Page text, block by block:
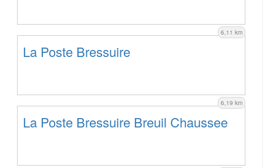
6,11 km
La Poste Bressuire
6,19 km
La Poste Bressuire Breuil Chaussee